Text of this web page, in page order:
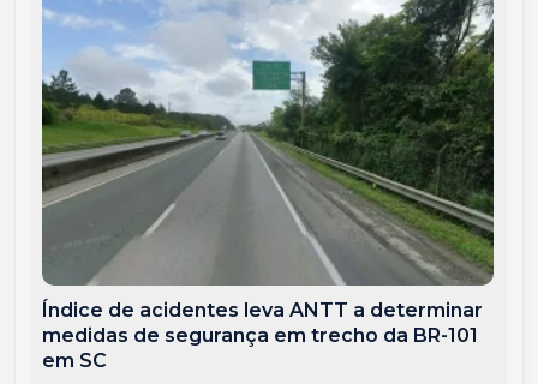
Índice de acidentes leva ANTT a determinar
medidas de segurança em trecho da BR-101
em SC